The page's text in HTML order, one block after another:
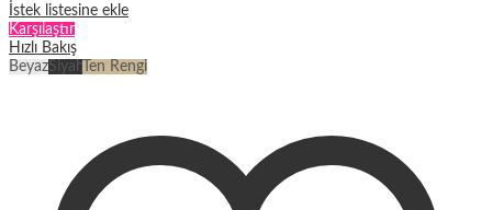
İstek listesine ekle
Karşılaştır
Hızlı Bakış
BeyazSiyah Ten Rengi